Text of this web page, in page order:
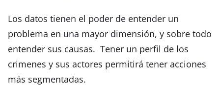
Los datos tienen el poder de entender un
problema en una mayor dimensión, y sobre todo
entender sus causas. Tener un perfil de los
crimenes y sus actores permitirá tener acciones
más segmentadas.